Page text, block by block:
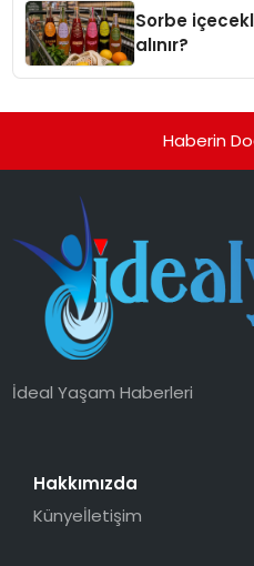
Sorbe
alınır?
Haberin
İdeal Yaşam Haberleri
Hakkımızda
Künyeİletişim